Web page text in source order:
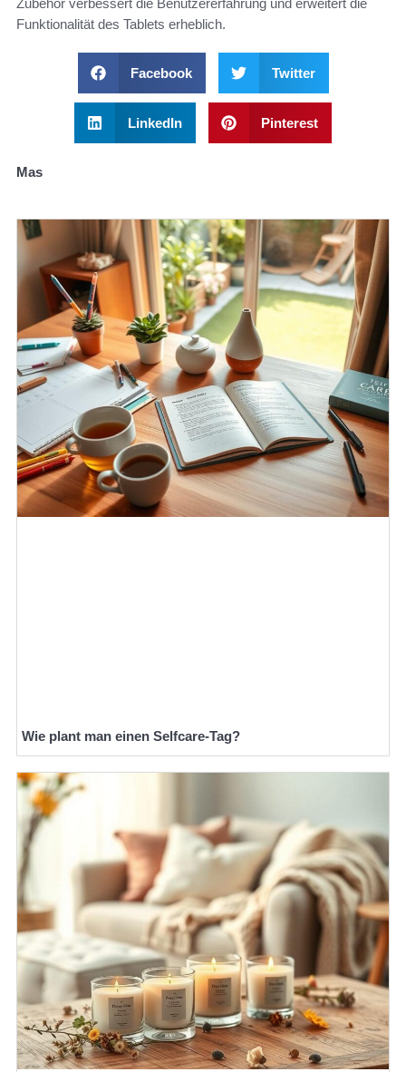
Funktionalität des Tablets erheblich.
Facebook Twitter
LinkedIn Pinterest
Mas
Wie plant man einen Selfcare-Tag?